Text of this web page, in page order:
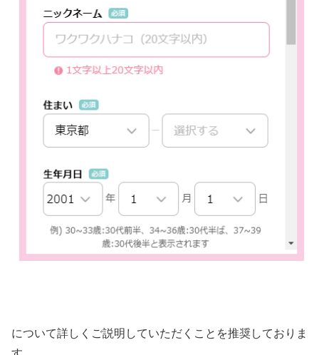
について詳しくご説明していただくことを推奨しておりま